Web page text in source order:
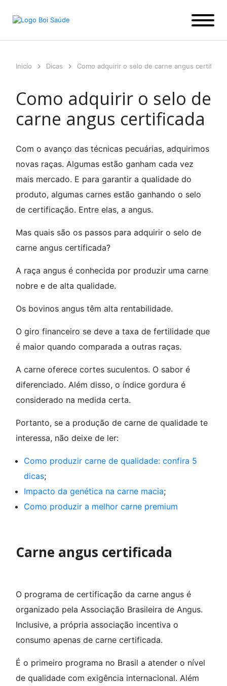
para
Inicío Dicas Como adquirir o selo de carne angus
Como adquirir o selo de
carne angus certificada
Com o avanço das técnicas pecuárias, adquirimos
novas raças. Algumas estão ganham cada vez
mais mercado. E para garantir a qualidade do
produto, algumas carnes estão ganhando o selo
de certificação. Entre elas, a angus.
Mas quais são os passos para adquirir o selo de
carne angus certificada?
A raça angus é conhecida por produzir uma carne
nobre e de alta qualidade.
Os bovinos angus têm alta rentabilidade.
O giro financeiro se deve a taxa de fertilidade que
é maior quando comparada a outras raças.
A carne oferece cortes suculentos. O sabor é
diferenciado. Além disso, o índice gordura é
considerado na medida certa.
Portanto, se a produção de carne de qualidade te
interessa, não deixe de ler:
Como produzir carne de qualidade: confira 5
dicas;
Impacto da genética na carne macia;
Como produzir a melhor carne premium
Carne angus certificada
O programa de certificação da carne angus é
organizado pela Associação Brasileira de Angus.
Inclusive, a própria associação incentiva o
consumo apenas de carne certificada.
É o primeiro programa no Brasil a atender o nível
de qualidade com exigência internacional. Além